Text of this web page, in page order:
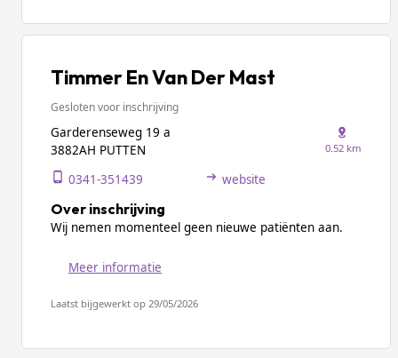
Timmer En Van Der Mast
Gesloten voor inschrijving
Garderenseweg 19 a
3882AH PUTTEN
0.52 km
0341-351439 website
Over inschrijving
Wij nemen momenteel geen nieuwe patiënten aan.
Meer informatie
Laatst bijgewerkt op 29/05/2026